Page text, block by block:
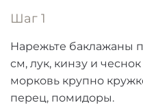
Шаг 1
Нарежьте баклажаны
см, лук, кинзу и
морковь крупно
перец, помидоры.